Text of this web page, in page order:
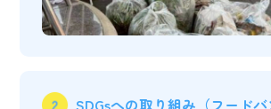
SDGsへの取り組み（フードバ